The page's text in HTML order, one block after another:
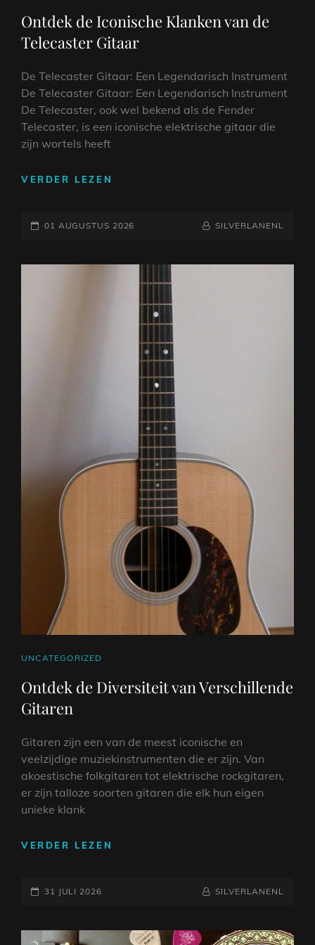
Ontdek de Iconische Klanken van de
Telecaster Gitaar
De Telecaster Gitaar: Een Legendarisch Instrument
De Telecaster Gitaar: Een Legendarisch Instrument
De Telecaster, ook wel bekend als de Fender
Telecaster, is een iconische elektrische gitaar die
zijn wortels heeft
VERDER LEZEN
KLANKEN
TELECASTER
GITAAR
GEPLAATST
01 AUGUSTUS 2026 NAAMREGEL
BYLINE
SILVERLANENL
CAT
UNCATEGORIZED
Ontdek de Diversiteit van Verschillende
Gitaren
Gitaren zijn een van de meest iconische en
veelzijdige muziekinstrumenten die er zijn. Van
akoestische folkgitaren tot elektrische rockgitaren,
er zijn talloze soorten gitaren die elk hun eigen
unieke klank
VERDER LEZEN
GEPLAATST
31 JULI 2026 NAAMREGEL
BYLINE
SILVERLANENL